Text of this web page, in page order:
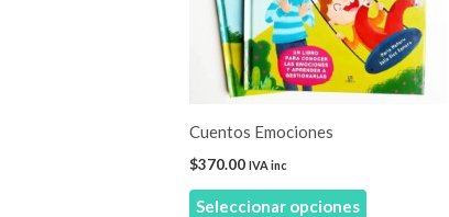
Cuentos Emociones
$370.00 IVA inc
Seleccionar opciones
Las
opciones
se
pueden